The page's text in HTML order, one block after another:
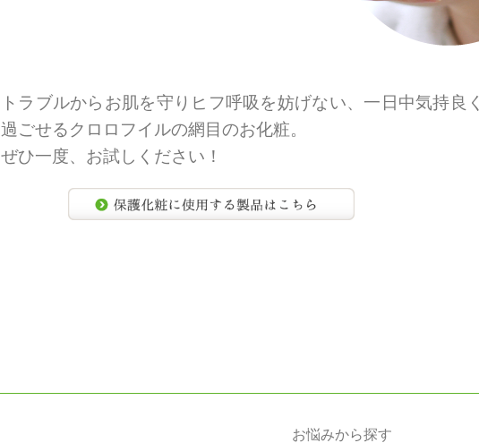
トラブルからお肌を守りヒフ呼吸を妨げない、一日中気持良く
過ごせるクロロフイルの網目のお化粧。
ぜひ一度、お試しください！
お悩みから探す